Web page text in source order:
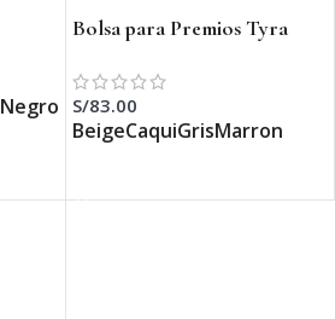
Negro
Bolsa para Premios Tyra
S/83.00
BeigeCaquiGrisMarron